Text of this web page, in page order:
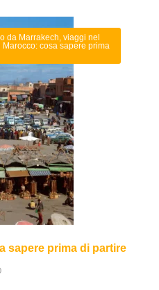
da Marrakech viaggi nel
cosa sapere prima
sapere prima di partire